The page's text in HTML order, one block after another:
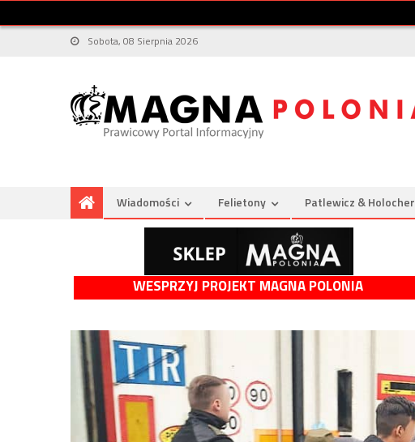
Sobota, 08 Sierpnia 2026
Wiadomości Felietony Patlewicz & Holocher
WESPRZYJ PROJEKT MAGNA POLONIA